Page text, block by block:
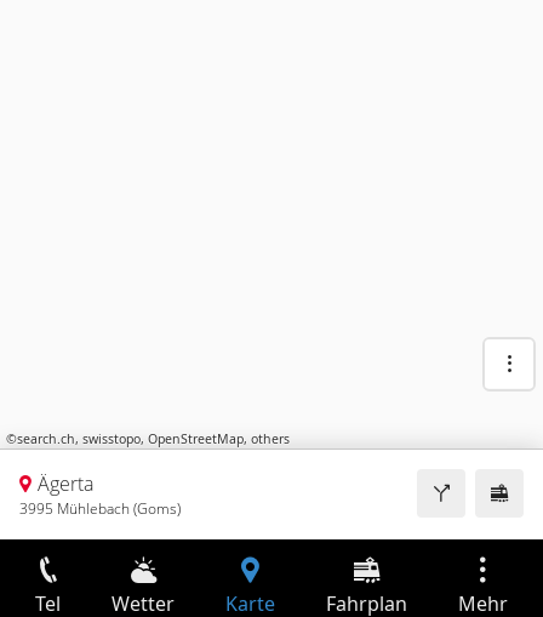
©search.ch, swisstopo, OpenStreetMap, others
Ägerta
3995 Mühlebach (Goms)
Tel Wetter Karte Fahrplan Mehr